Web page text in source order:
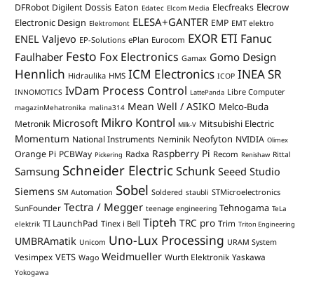
DFRobot Digilent Dossis Eaton Edatec Elcom Media Elecfreaks Elecrow
Electronic Design Elektromont ELESA+GANTER EMP EMT elektro
ENEL Valjevo EP-Solutions ePlan Eurocom EXOR ETI Fanuc
Faulhaber Festo Fox Electronics Gamax Gomo Design
Hennlich Hidraulika HMS ICM Electronics ICOP INEA SR
INNOMOTICS IvDam Process Control LattePanda Libre Computer
magazinMehatronika malina314 Mean Well / ASIKO Melco-Buda
Metronik Microsoft Mikro Kontrol Milk-V Mitsubishi Electric
Momentum National Instruments Neminik Neofyton NVIDIA Olimex
Orange Pi PCBWay Pickering Radxa Raspberry Pi Recom Renishaw Rittal
Samsung Schneider ElectricSchunk Seeed Studio
Siemens SM Automation Sobel Soldered staubli STMicroelectronics
SunFounder Tectra / Megger teenage engineering Tehnogama TeLa
elektrik TI LaunchPad Tinex i Bell Tipteh TRC pro Trim Triton Engineering
UMBRAmatik Unicom Uno-Lux Processing URAM System
Vesimpex VETS Wago Weidmueller Wurth Elektronik Yaskawa
Yokogawa